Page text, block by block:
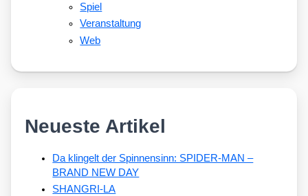
Spiel
Veranstaltung
Web
Neueste Artikel
Da klingelt der Spinnensinn: SPIDER-MAN –
BRAND NEW DAY
SHANGRI-LA